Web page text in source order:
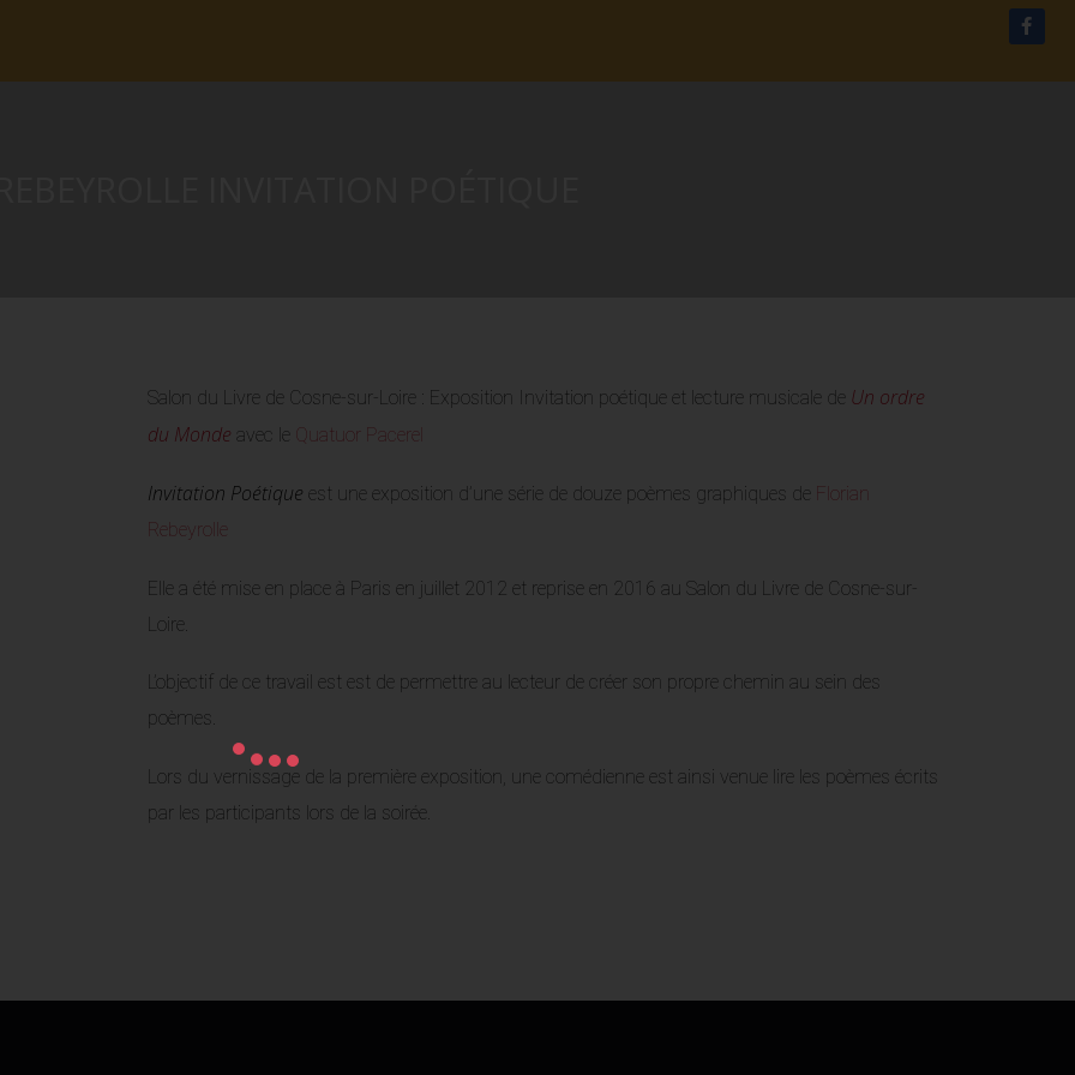
Salon du Livre de Cosne-sur-Loire : Exposition Invitation poétique et lecture musicale de Un ordre
du Monde avec le Quatuor Pacerel
Invitation Poétique est une exposition d’une série de douze poèmes graphiques de
Florian
Rebeyrolle
Elle a été mise en place à Paris en juillet 2012 et reprise en 2016 au Salon du Livre de Cosne-sur-
Loire.
L’objectif de ce travail est est de permettre au lecteur de créer son propre chemin au sein des
poèmes.
Lors du vernissage de la première exposition, une comédienne est ainsi venue lire les poèmes écrits
par les participants lors de la soirée.